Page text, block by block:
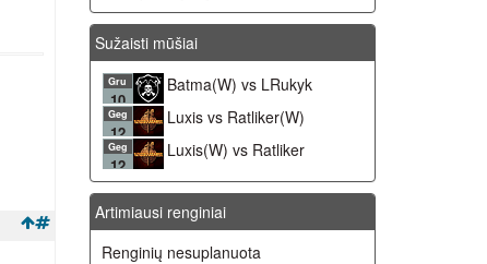
Sužaisti mūšiai
Gru
10
Batma(W) vs LRukyk
Geg
12
Luxis vs Ratliker(W)
Geg
12
Luxis(W) vs Ratliker
Artimiausi renginiai
Renginių nesuplanuota